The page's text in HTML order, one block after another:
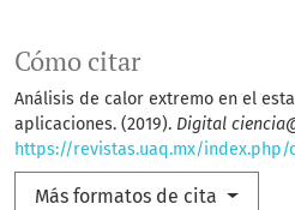
Cómo citar
Análisis de calor extremo en el
aplicaciones. (2019). Digital
https://revistas.uaq.mx/
Más formatos de cita